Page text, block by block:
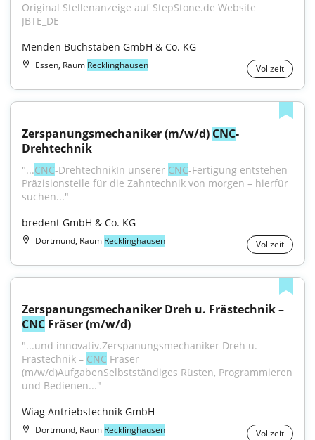
Original Stellenanzeige auf StepStone.de Website
JBTE_DE
Menden Buchstaben GmbH & Co. KG
Essen, Raum Recklinghausen Vollzeit
Zerspanungsmechaniker (m/w/d) CNC-
Drehtechnik
"...CNC-DrehtechnikIn unserer CNC-Fertigung entstehen
Präzisionsteile für die Zahntechnik von morgen – hierfür
suchen..."
bredent GmbH & Co. KG
Dortmund, Raum Recklinghausen Vollzeit
CNC Fräser (m/w/d)
"...und innovativ.Zerspanungsmechaniker Dreh u.
Frästechnik – CNC Fräser
(m/w/d)AufgabenSelbstständiges Rüsten, Programmieren
und Bedienen..."
Wiag Antriebstechnik GmbH
Dortmund, Raum Recklinghausen Vollzeit